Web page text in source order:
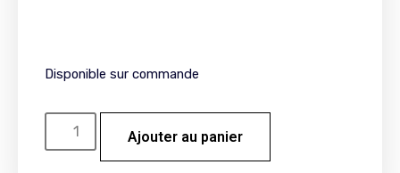
Disponible sur commande
Ajouter au panier